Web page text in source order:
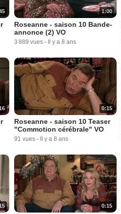
1:00
Roseanne - saison 10 Bande-
annonce (2) VO
3 889 vues - Il y a 8 ans
0:15
Roseanne - saison 10 Teaser
"Commotion cérébrale" VO
91 vues - Il y a 8 ans
0:15